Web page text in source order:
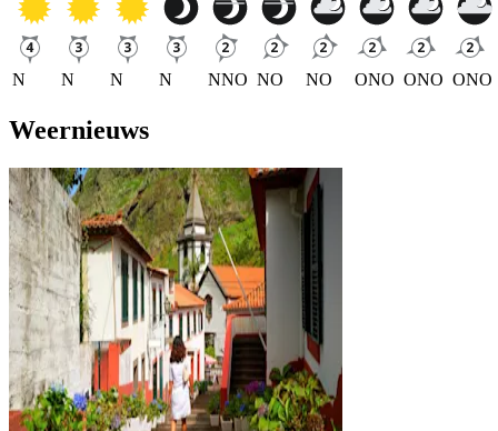
N N N N NNO NO NO ONO ONO ONO
Weernieuws